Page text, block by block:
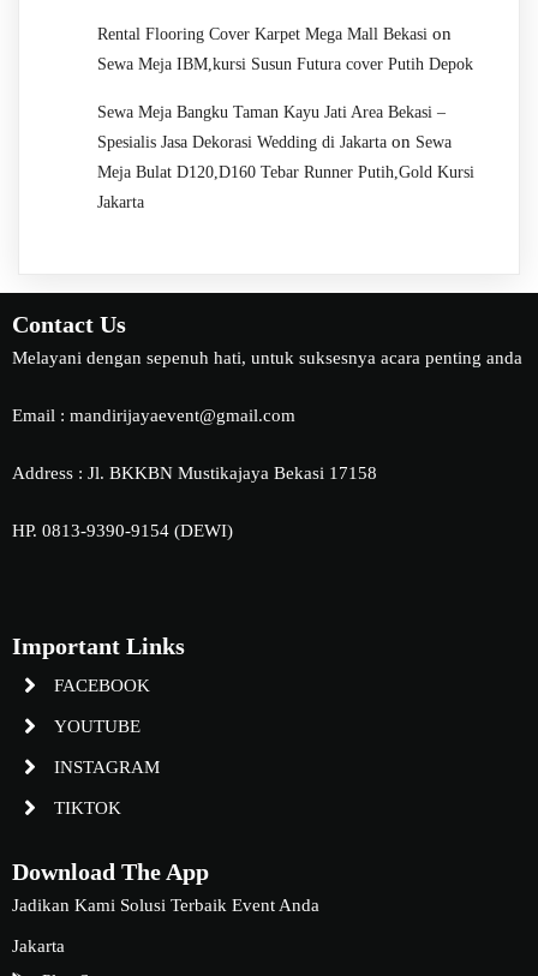
Rental Flooring Cover Karpet Mega Mall Bekasi on
Sewa Meja IBM,kursi Susun Futura cover Putih Depok
Sewa Meja Bangku Taman Kayu Jati Area Bekasi –
Spesialis Jasa Dekorasi Wedding di Jakarta on Sewa
Meja Bulat D120,D160 Tebar Runner Putih,Gold Kursi
Jakarta
Contact Us
Melayani dengan sepenuh hati, untuk suksesnya acara penting anda
Email : mandirijayaevent@gmail.com
Address : Jl. BKKBN Mustikajaya Bekasi 17158
HP. 0813-9390-9154 (DEWI)
Important Links
FACEBOOK
YOUTUBE
INSTAGRAM
TIKTOK
Download The App
Jadikan Kami Solusi Terbaik Event Anda
Jakarta